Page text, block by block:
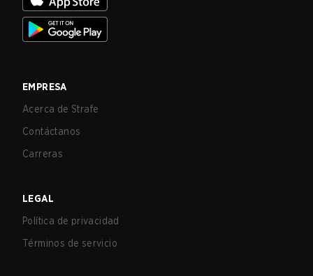
EMPRESA
Acerca de Strafe
Contáctanos
Carreras
LEGAL
Política de privacidad
Términos de servicio